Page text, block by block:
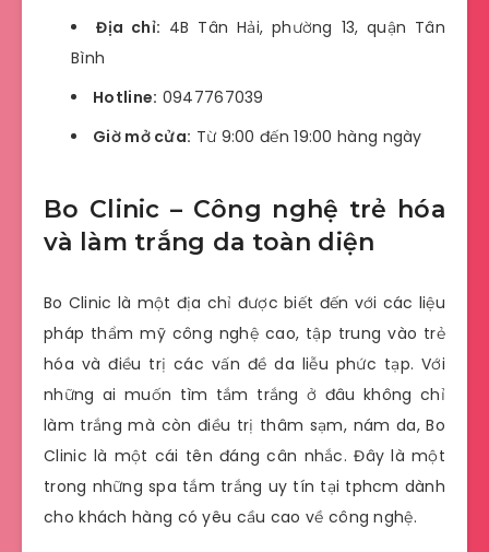
Địa chỉ: 4B Tân Hải, phường 13, quận Tân
Bình
Hotline: 0947767039
Giờ mở cửa: Từ 9:00 đến 19:00 hàng ngày
Bo Clinic – Công nghệ trẻ hóa
và làm trắng da toàn diện
Bo Clinic là một địa chỉ được biết đến với các liệu
pháp thẩm mỹ công nghệ cao, tập trung vào trẻ
hóa và điều trị các vấn đề da liễu phức tạp. Với
những ai muốn tìm tắm trắng ở đâu không chỉ
làm trắng mà còn điều trị thâm sạm, nám da, Bo
Clinic là một cái tên đáng cân nhắc. Đây là một
trong những spa tắm trắng uy tín tại tphcm dành
cho khách hàng có yêu cầu cao về công nghệ.